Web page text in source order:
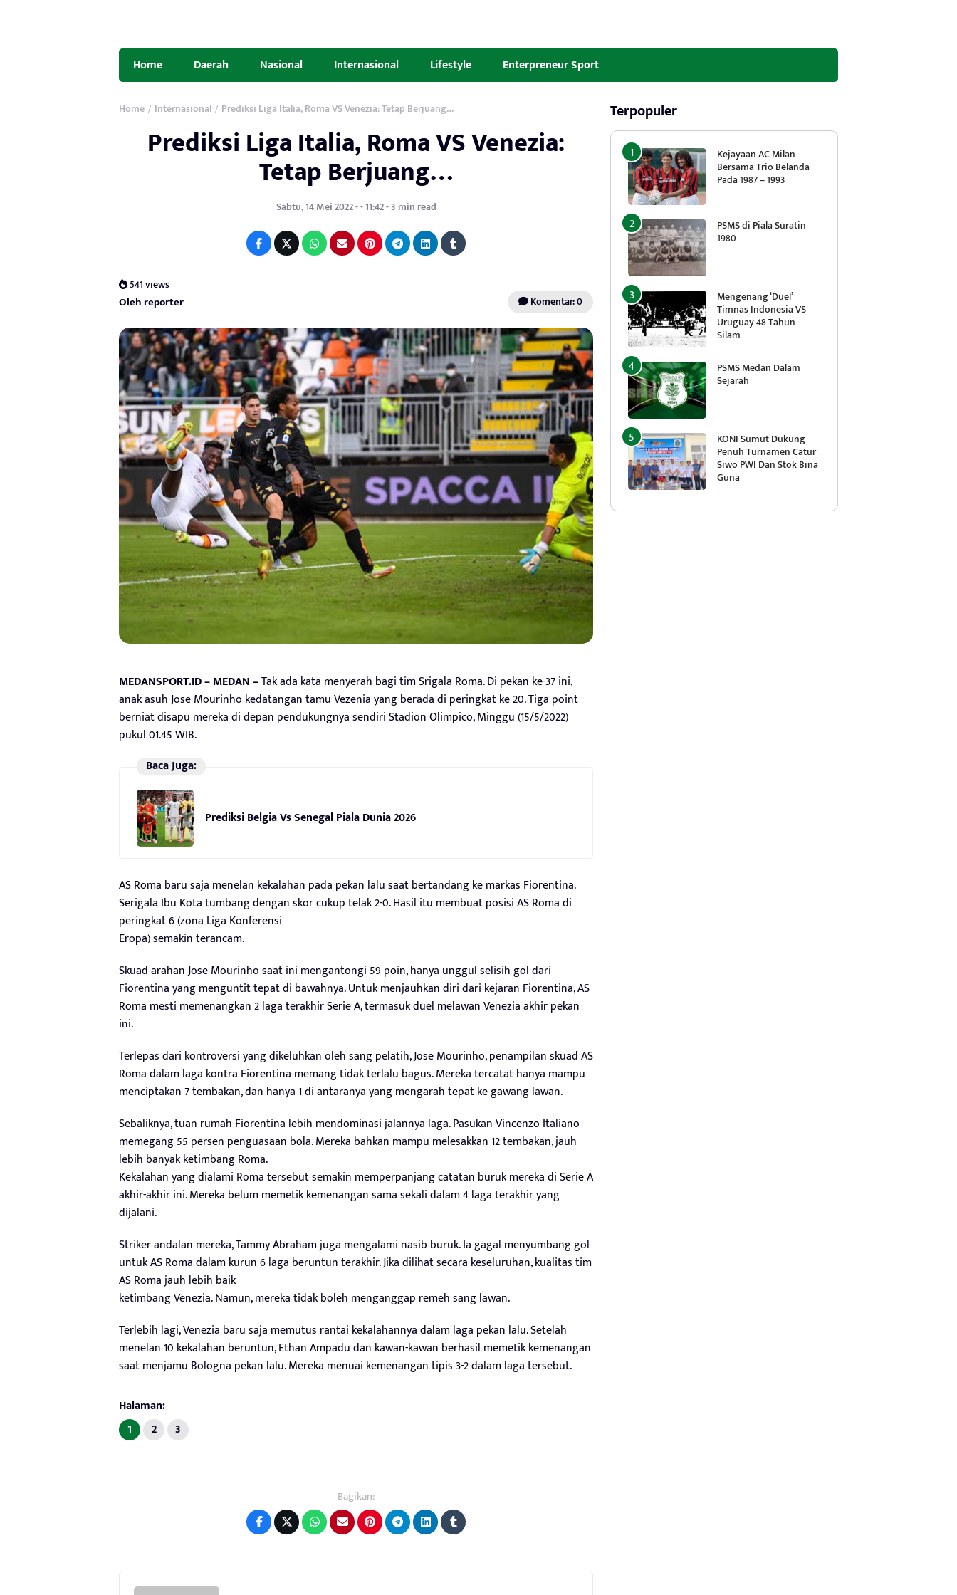
Home Daerah Nasional Internasional Lifestyle Enterpreneur Sport
Home / Internasional / Prediksi Liga Italia, Roma VS Venezia: Tetap Berjuang…
Prediksi Liga Italia, Roma VS Venezia:
Tetap Berjuang…
Sabtu, 14 Mei 2022 - - 11:42 - 3 min read
541 views
Oleh reporter Komentar: 0
MEDANSPORT.ID – MEDAN –Tak ada kata menyerah bagi tim Srigala Roma. Di pekan ke-37 ini,
anak asuh Jose Mourinho kedatangan tamu Vezenia yang berada di peringkat ke 20. Tiga point
berniat disapu mereka di depan pendukungnya sendiri Stadion Olimpico, Minggu (15/5/2022)
pukul 01.45 WIB.
Baca Juga:
Prediksi Belgia Vs Senegal Piala Dunia 2026
AS Roma baru saja menelan kekalahan pada pekan lalu saat bertandang ke markas Fiorentina.
Serigala Ibu Kota tumbang dengan skor cukup telak 2-0. Hasil itu membuat posisi AS Roma di
peringkat 6 (zona Liga Konferensi
Eropa) semakin terancam.
Skuad arahan Jose Mourinho saat ini mengantongi 59 poin, hanya unggul selisih gol dari
Fiorentina yang menguntit tepat di bawahnya. Untuk menjauhkan diri dari kejaran Fiorentina, AS
Roma mesti memenangkan 2 laga terakhir Serie A, termasuk duel melawan Venezia akhir pekan
ini.
Terlepas dari kontroversi yang dikeluhkan oleh sang pelatih, Jose Mourinho, penampilan skuad AS
Roma dalam laga kontra Fiorentina memang tidak terlalu bagus. Mereka tercatat hanya mampu
menciptakan 7 tembakan, dan hanya 1 di antaranya yang mengarah tepat ke gawang lawan.
Sebaliknya, tuan rumah Fiorentina lebih mendominasi jalannya laga. Pasukan Vincenzo Italiano
memegang 55 persen penguasaan bola. Mereka bahkan mampu melesakkan 12 tembakan, jauh
lebih banyak ketimbang Roma.
Kekalahan yang dialami Roma tersebut semakin memperpanjang catatan buruk mereka di Serie A
akhir-akhir ini. Mereka belum memetik kemenangan sama sekali dalam 4 laga terakhir yang
dijalani.
Striker andalan mereka, Tammy Abraham juga mengalami nasib buruk. Ia gagal menyumbang gol
untuk AS Roma dalam kurun 6 laga beruntun terakhir. Jika dilihat secara keseluruhan, kualitas tim
AS Roma jauh lebih baik
ketimbang Venezia. Namun, mereka tidak boleh menganggap remeh sang lawan.
Terlebih lagi, Venezia baru saja memutus rantai kekalahannya dalam laga pekan lalu. Setelah
menelan 10 kekalahan beruntun, Ethan Ampadu dan kawan-kawan berhasil memetik kemenangan
saat menjamu Bologna pekan lalu. Mereka menuai kemenangan tipis 3-2 dalam laga tersebut.
Halaman:
1 2 3
Bagikan:
Terpopuler
Kejayaan AC Milan
Bersama Trio Belanda
Pada 1987 – 1993
PSMS di Piala Suratin
1980
Mengenang ‘Duel’
Timnas Indonesia VS
Uruguay 48 Tahun
Silam
PSMS Medan Dalam
Sejarah
KONI Sumut Dukung
Penuh Turnamen Catur
Siwo PWI Dan Stok Bina
Guna